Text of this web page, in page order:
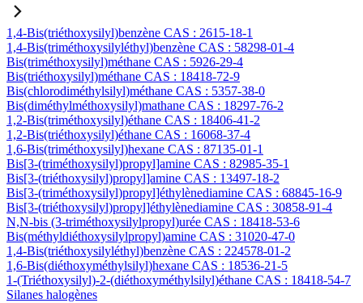
1,4-Bis(triéthoxysilyl)benzène CAS : 2615-18-1
1,4-Bis(triméthoxysilyléthyl)benzène CAS : 58298-01-4
Bis(triméthoxysilyl)méthane CAS : 5926-29-4
Bis(triéthoxysilyl)méthane CAS : 18418-72-9
Bis(chlorodiméthylsilyl)méthane CAS : 5357-38-0
Bis(diméthylméthoxysilyl)mathane CAS : 18297-76-2
1,2-Bis(triméthoxysilyl)éthane CAS : 18406-41-2
1,2-Bis(triéthoxysilyl)éthane CAS : 16068-37-4
1,6-Bis(triméthoxysilyl)hexane CAS : 87135-01-1
Bis[3-(triméthoxysilyl)propyl]amine CAS : 82985-35-1
Bis[3-(triéthoxysilyl)propyl]amine CAS : 13497-18-2
Bis[3-(triméthoxysilyl)propyl]éthylènediamine CAS : 68845-16-9
Bis[3-(triéthoxysilyl)propyl]éthylènediamine CAS : 30858-91-4
N,N-bis (3-triméthoxysilylpropyl)urée CAS : 18418-53-6
Bis(méthyldiéthoxysilylpropyl)amine CAS : 31020-47-0
1,4-Bis(triéthoxysilyléthyl)benzène CAS : 224578-01-2
1,6-Bis(diéthoxyméthylsilyl)hexane CAS : 18536-21-5
1-(Triéthoxysilyl)-2-(diéthoxyméthylsilyl)éthane CAS : 18418-54-7
Silanes halogènes